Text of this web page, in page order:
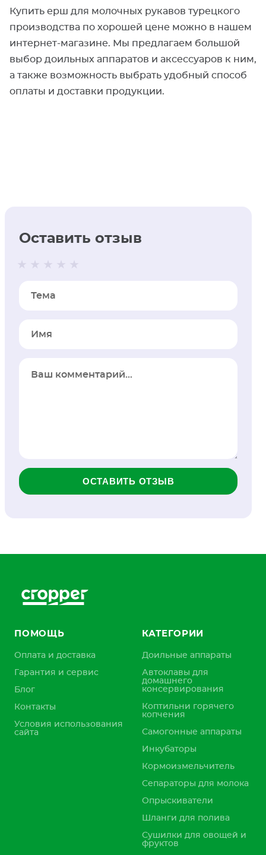
Купить ерш для молочных рукавов турецкого
производства по хорошей цене можно в нашем
интернет-магазине. Мы предлагаем большой
выбор доильных аппаратов и аксессуаров к ним,
а также возможность выбрать удобный способ
оплаты и доставки продукции.
Оставить отзыв
Тема
Имя
ОСТАВИТЬ ОТЗЫВ
ПОМОЩЬ
Оплата и доставка
Гарантия и сервис
Блог
Контакты
Условия использования
сайта
КАТЕГОРИИ
Доильные аппараты
Автоклавы для
домашнего
консервирования
Коптильни горячего
копчения
Самогонные аппараты
Инкубаторы
Кормоизмельчитель
Сепараторы для молока
Опрыскиватели
Шланги для полива
Сушилки для овощей и
фруктов